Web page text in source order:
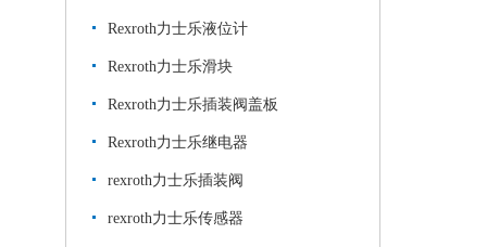
Rexroth力士乐液位计
Rexroth力士乐滑块
Rexroth力士乐插装阀盖板
Rexroth力士乐继电器
rexroth力士乐插装阀
rexroth力士乐传感器